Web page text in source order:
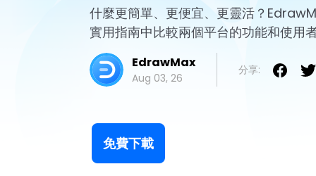
一站式 AI 創意工作室。
UniConverter
高速媒體轉換工具。
AI 影片、圖片、音樂生成器。
協作式心智圖工具。
聯盟行銷
組織結構圖
時間軸
甘特圖
電
網
EdrawMind 畫廊
什麼更簡單、更便宜、更靈活？
實用指南中比較兩個平台的功能和使用者
EdrawMax
Aug 03, 26
分享:
免費下載